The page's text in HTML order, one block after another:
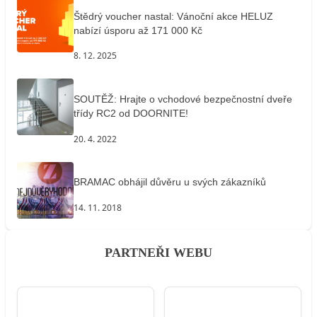
Štědrý voucher nastal: Vánoční akce HELUZ
nabízí úsporu až 171 000 Kč
8. 12. 2025
SOUTĚŽ: Hrajte o vchodové bezpečnostní dveře
třídy RC2 od DOORNITE!
20. 4. 2022
BRAMAC obhájil důvěru u svých zákazníků
14. 11. 2018
PARTNEŘI WEBU